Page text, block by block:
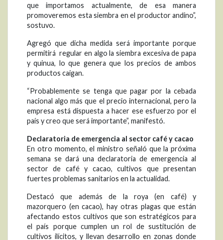
que importamos actualmente, de esa manera
promoveremos esta siembra en el productor andino”,
sostuvo.
Agregó que dicha medida será importante porque
permitirá regular en algo la siembra excesiva de papa
y quinua, lo que genera que los precios de ambos
productos caigan.
“Probablemente se tenga que pagar por la cebada
nacional algo más que el precio internacional, pero la
empresa está dispuesta a hacer ese esfuerzo por el
país y creo que será importante”, manifestó.
Declaratoria de emergencia al sector café y cacao
En otro momento, el ministro señaló que la próxima
semana se dará una declaratoria de emergencia al
sector de café y cacao, cultivos que presentan
fuertes problemas sanitarios en la actualidad.
Destacó que además de la roya (en café) y
mazorquero (en cacao), hay otras plagas que están
afectando estos cultivos que son estratégicos para
el país porque cumplen un rol de sustitución de
cultivos ilícitos, y llevan desarrollo en zonas donde